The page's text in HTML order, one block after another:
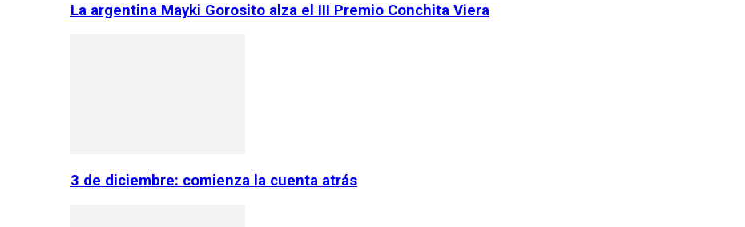
La argentina Mayki Gorosito alza el III Premio Conchita Viera
3 de diciembre: comienza la cuenta atrás